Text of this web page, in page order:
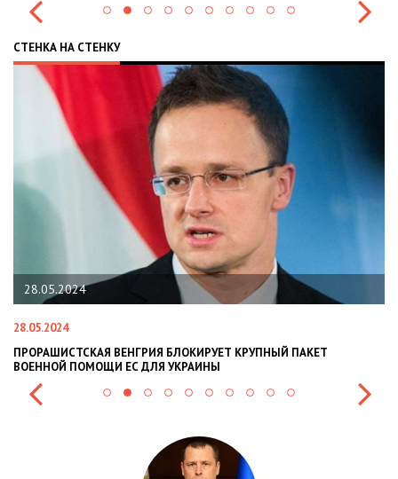
СТЕНКА НА СТЕНКУ
28.05.2024
28.05.2024
ПРОРАШИСТСКАЯ ВЕНГРИЯ БЛОКИРУЕТ КРУПНЫЙ ПАКЕТ
ВОЕННОЙ ПОМОЩИ ЕС ДЛЯ УКРАИНЫ